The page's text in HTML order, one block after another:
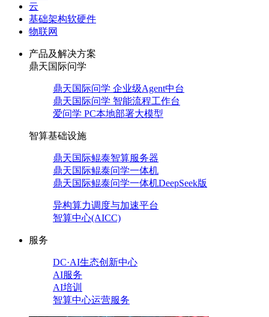
云
基础架构软硬件
物联网
产品及解决方案
鼎天国际问学
鼎天国际问学 企业级Agent中台
鼎天国际问学 智能流程工作台
爱问学 PC本地部署大模型
智算基础设施
鼎天国际鲲泰智算服务器
鼎天国际鲲泰问学一体机
鼎天国际鲲泰问学一体机DeepSeek版
异构算力调度与加速平台
智算中心(AICC)
服务
DC·AI生态创新中心
AI服务
AI培训
智算中心运营服务